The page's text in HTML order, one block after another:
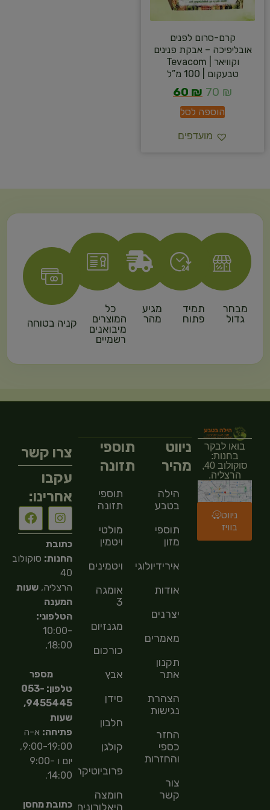
קרם-סרום לפנים
אובליפיכה – אבקת פנינים
וקוויאר | Tevacom
טבעקום | 100 מ”ל
70 ₪
60 ₪
הוספה לסל
מועדפים
מבחר
גדול
תמיד
פתוח
מגיע
מהר
כל
המוצרים
מיבואנים
רשמיים
קניה בטוחה
בואו לבקר
בחנות:
סוקולוב 40,
הרצליה.
ניווט
בוויז
ניווט
מהיר
הילה
בטבע
תוספי
מזון
אירידיולוגיה
אודות
יצרנים
מאמרים
תקנון
אתר
הצהרת
נגישות
החזר
כספי
והחזרות
צור
קשר
תוספי
תזונה
תוספי
תזונה
מולטי
ויטמין
ויטמינים
אומגה
3
מגנזיום
כורכום
אבץ
סידן
חלבון
קולגן
פרוביוטיקה
חומצה
היאלורונית
צרו קשר
עקבו
אחרינו:
כתובת
החנות: סוקולוב
40
הרצליה,שעות
המענה
הטלפוני:
10:00-
18:00,
מספר
טלפון: 053-
9455445,
שעות
פתיחה: א-ה
9:00-19:00,
יום ו 9:00-
14:00.
כתובת מחסן